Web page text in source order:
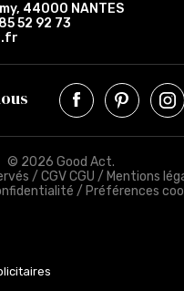
44000 NANTES
52 92 73
© 2026 Good Act.
/ CGV CGU / Mentions
/ Préférences